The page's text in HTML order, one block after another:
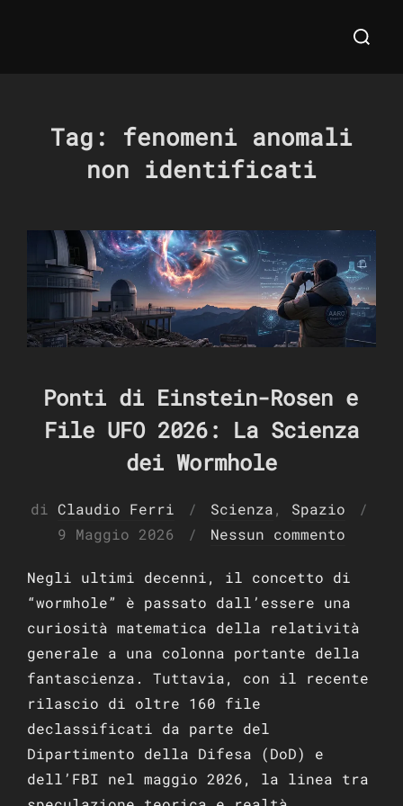
Cerca
Tag: fenomeni anomali
non identificati
Ponti di Einstein-Rosen e
File UFO 2026: La Scienza
dei Wormhole
di Claudio Ferri Scienza, Spazio
Pubblicato
9 Maggio 2026 Nessun commento
Negli ultimi decenni, il concetto di
“wormhole” è passato dall’essere una
curiosità matematica della relatività
generale a una colonna portante della
fantascienza. Tuttavia, con il recente
rilascio di oltre 160 file
declassificati da parte del
Dipartimento della Difesa (DoD) e
dell’FBI nel maggio 2026, la linea tra